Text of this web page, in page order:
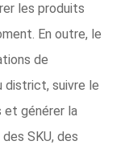
les produits
En outre, le
de
district, suivre le
générer la
SKU, des